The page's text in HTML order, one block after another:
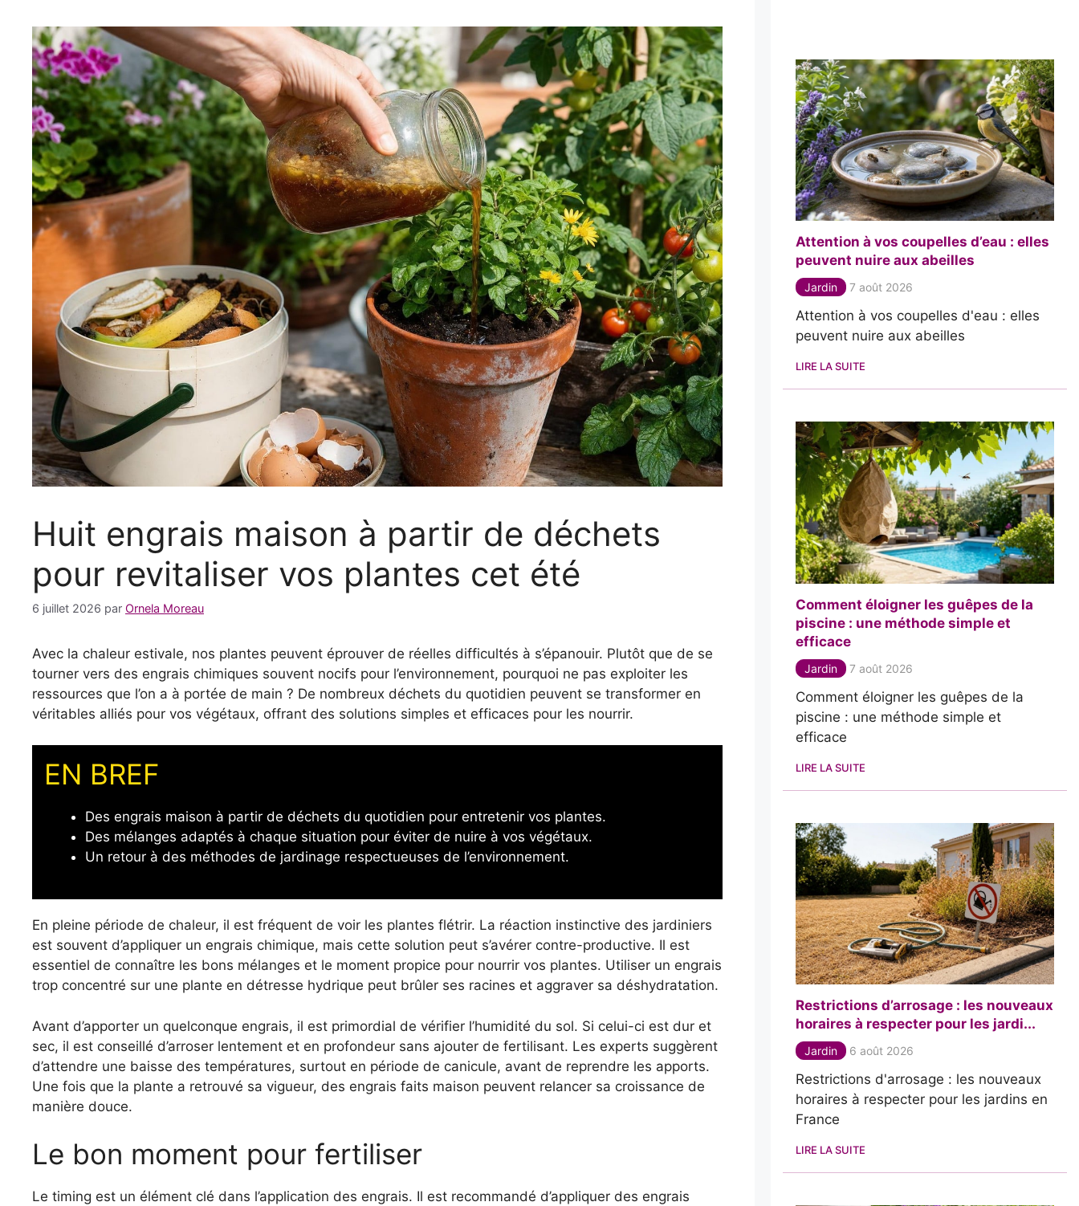
Huit engrais maison à partir de déchets
pour revitaliser vos plantes cet été
6 juillet 2026 par Ornela Moreau
Avec la chaleur estivale, nos plantes peuvent éprouver de réelles difficultés à s’épanouir. Plutôt que de se
tourner vers des engrais chimiques souvent nocifs pour l’environnement, pourquoi ne pas exploiter les
ressources que l’on a à portée de main ? De nombreux déchets du quotidien peuvent se transformer en
véritables alliés pour vos végétaux, offrant des solutions simples et efficaces pour les nourrir.
EN BREF
Des engrais maison à partir de déchets du quotidien pour entretenir vos plantes.
Des mélanges adaptés à chaque situation pour éviter de nuire à vos végétaux.
Un retour à des méthodes de jardinage respectueuses de l’environnement.
En pleine période de chaleur, il est fréquent de voir les plantes flétrir. La réaction instinctive des jardiniers
est souvent d’appliquer un engrais chimique, mais cette solution peut s’avérer contre-productive. Il est
essentiel de connaître les bons mélanges et le moment propice pour nourrir vos plantes. Utiliser un engrais
trop concentré sur une plante en détresse hydrique peut brûler ses racines et aggraver sa déshydratation.
Avant d’apporter un quelconque engrais, il est primordial de vérifier l’humidité du sol. Si celui-ci est dur et
sec, il est conseillé d’arroser lentement et en profondeur sans ajouter de fertilisant. Les experts suggèrent
d’attendre une baisse des températures, surtout en période de canicule, avant de reprendre les apports.
Une fois que la plante a retrouvé sa vigueur, des engrais faits maison peuvent relancer sa croissance de
manière douce.
Le bon moment pour fertiliser
Le timing est un élément clé dans l’application des engrais. Il est recommandé d’appliquer des engrais
Attention à vos coupelles d’eau : elles
peuvent nuire aux abeilles
Jardin 7 août 2026
Attention à vos coupelles d'eau : elles
peuvent nuire aux abeilles
LIRE LA SUITE
Comment éloigner les guêpes de la
piscine : une méthode simple et
efficace
Jardin 7 août 2026
Comment éloigner les guêpes de la
piscine : une méthode simple et
efficace
LIRE LA SUITE
Restrictions d’arrosage : les nouveaux
horaires à respecter pour les jardi...
Jardin 6 août 2026
Restrictions d'arrosage : les nouveaux
horaires à respecter pour les jardins en
France
LIRE LA SUITE